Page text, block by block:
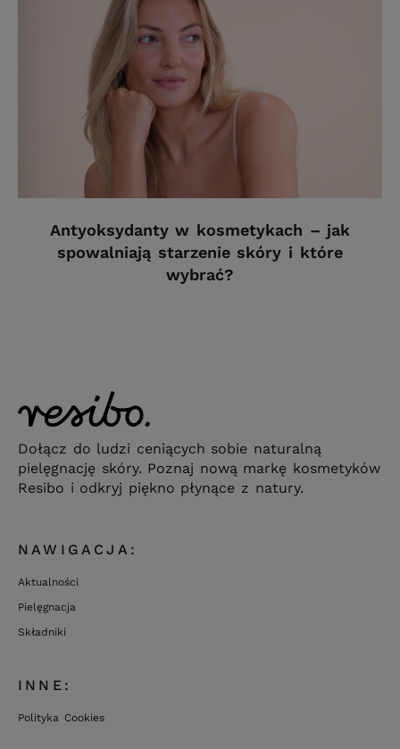
Antyoksydanty w kosmetykach – jak
spowalniają starzenie skóry i które
wybrać?
Dołącz do ludzi ceniących sobie naturalną
pielęgnację skóry. Poznaj nową markę kosmetyków
Resibo i odkryj piękno płynące z natury.
NAWIGACJA:
Aktualności
Pielęgnacja
Składniki
INNE:
Polityka Cookies